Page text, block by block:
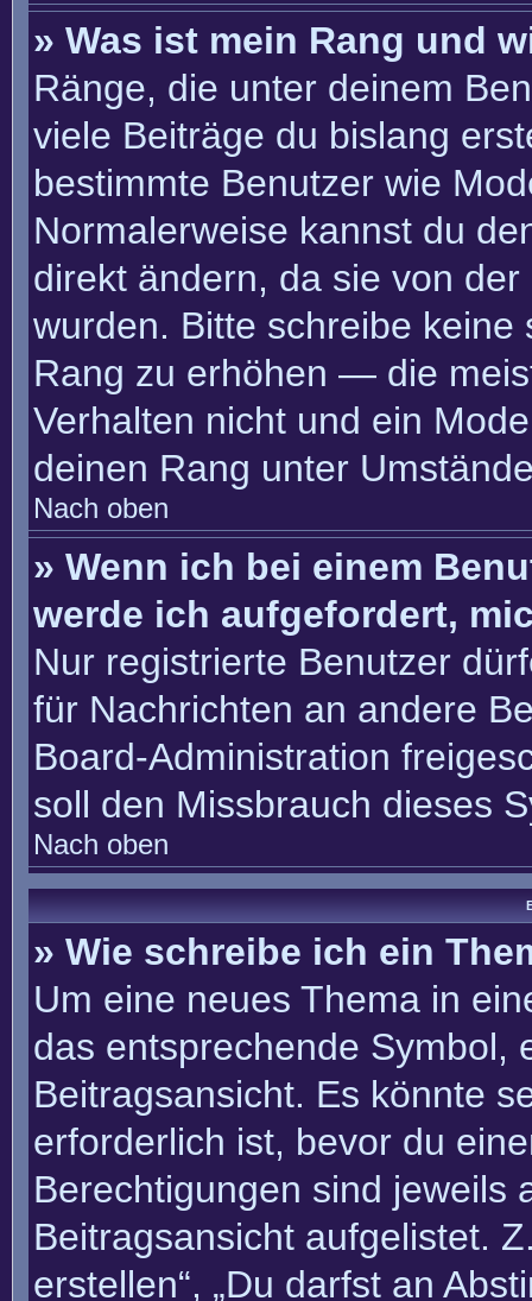
» Was ist mein Rang und
Ränge, die unter deinem
viele Beiträge du bislang
bestimmte Benutzer wie
Normalerweise kannst du
direkt ändern, da sie von
wurden. Bitte schreibe
Rang zu erhöhen — die
Verhalten nicht und ein
deinen Rang unter
Nach oben
» Wenn ich bei einem
werde ich aufgefordert,
Nur registrierte Benutzer
für Nachrichten an andere
Board-Administration
soll den Missbrauch dieses
Nach oben
» Wie schreibe ich ein
Um eine neues Thema in
das entsprechende Symbol,
Beitragsansicht. Es könnte
erforderlich ist, bevor du
Berechtigungen sind jeweils
Beitragsansicht aufgelistet.
erstellen“, „Du darfst an